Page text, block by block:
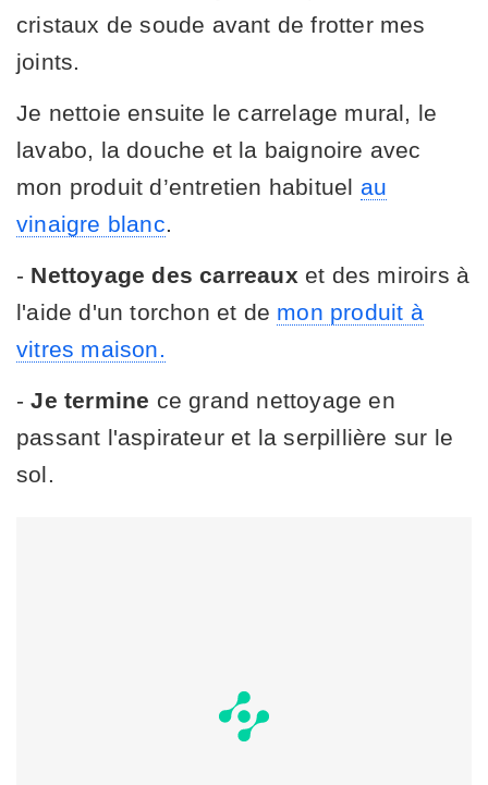
cristaux de soude avant de frotter mes
joints.
Je nettoie ensuite le carrelage mural, le
lavabo, la douche et la baignoire avec
mon produit d’entretien habituel au
vinaigre blanc
- Nettoyage des carreaux et des miroirs à
l'aide d'un torchon et de mon produit à
vitres maison.
-Je termine ce grand nettoyage en
passant l'aspirateur et la serpillière sur le
sol.